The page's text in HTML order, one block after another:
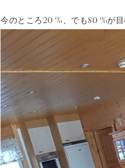
今のところ20 %、でも80 %が